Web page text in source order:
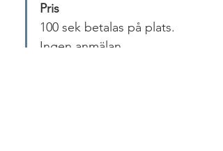
Pris
100 sek betalas på plats.
Ingen anmälan